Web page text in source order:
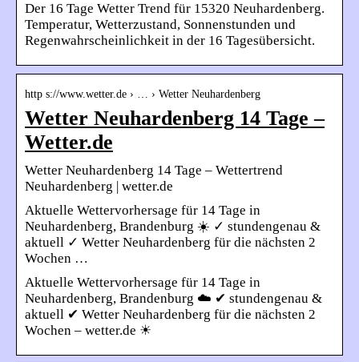
Der 16 Tage Wetter Trend für 15320 Neuhardenberg.
Temperatur, Wetterzustand, Sonnenstunden und
Regenwahrscheinlichkeit in der 16 Tagesübersicht.
http s://www.wetter.de › … › Wetter Neuhardenberg
Wetter Neuhardenberg 14 Tage –
Wetter.de
Wetter Neuhardenberg 14 Tage – Wettertrend
Neuhardenberg | wetter.de
Aktuelle Wettervorhersage für 14 Tage in
Neuhardenberg, Brandenburg ☀️ ✓ stundengenau &
aktuell ✓ Wetter Neuhardenberg für die nächsten 2
Wochen …
Aktuelle Wettervorhersage für 14 Tage in
Neuhardenberg, Brandenburg ☁️ ✔ stundengenau &
aktuell ✔ Wetter Neuhardenberg für die nächsten 2
Wochen – wetter.de ☀